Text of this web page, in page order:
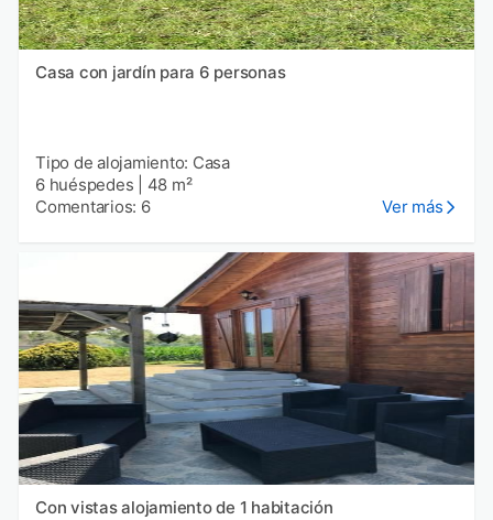
Casa con jardín para 6 personas
Tipo de alojamiento: Casa
6 huéspedes
48 m²
Comentarios: 6
Ver más
Con vistas alojamiento de 1 habitación